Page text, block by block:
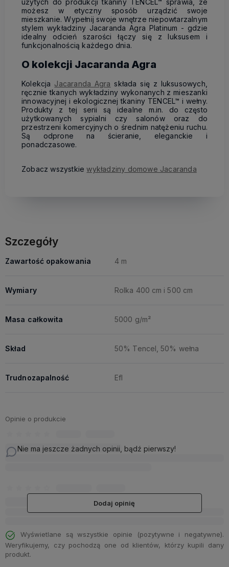
użytych do produkcji tkaniny TENCEL™ sprawia, że
możesz w etyczny sposób urządzić swoje
mieszkanie. Wypełnij swoje wnętrze niepowtarzalnym
stylem wykładziny Jacaranda Agra Platinum - gdzie
idealny odcień szarości łączy się z luksusem i
funkcjonalnością każdego dnia.
O kolekcji Jacaranda Agra
Kolekcja Jacaranda Agra składa się z luksusowych,
ręcznie tkanych wykładziny wykonanych z mieszanki
innowacyjnej i ekologicznej tkaniny TENCEL™ i wełny.
Produkty z tej serii są idealne m.in. do często
użytkowanych sypialni czy salonów oraz do
przestrzeni komercyjnych o średnim natężeniu ruchu.
Są odprone na ścieranie, eleganckie i
ponadczasowe.
Zobacz wszystkiewykładziny domowe Jacaranda
Szczegóły
Zawartość opakowania 4 m
Wymiary Rolka 400 cm i 500 cm
Masa całkowita 5000 g/m²
Skład 50% Tencel, 50% wełna
Trudnozapalność Efl
Opinie o produkcie
Nie ma jeszcze żadnych opinii, bądź pierwszy!
Dodaj opinię
Wyświetlane są wszystkie opinie (pozytywne i negatywne).
Weryfikujemy, czy pochodzą one od klientów, którzy kupili dany
produkt.